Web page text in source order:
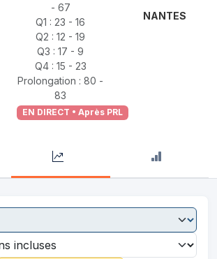
- 67
Q1 : 23 - 16
Q2 : 12 - 19
Q3 : 17 - 9
Q4 : 15 - 23
Prolongation : 80 -
83
EN DIRECT • Après PRL
NANTES